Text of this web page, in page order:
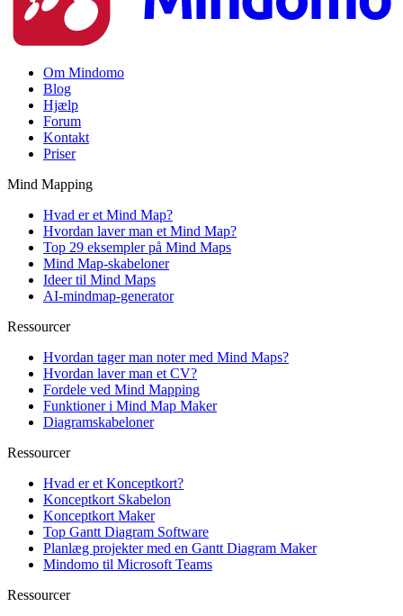
Om Mindomo
Blog
Hjælp
Forum
Kontakt
Priser
Mind Mapping
Hvad er et Mind Map?
Hvordan laver man et Mind Map?
Top 29 eksempler på Mind Maps
Mind Map-skabeloner
Ideer til Mind Maps
AI-mindmap-generator
Ressourcer
Hvordan tager man noter med Mind Maps?
Hvordan laver man et CV?
Fordele ved Mind Mapping
Funktioner i Mind Map Maker
Diagramskabeloner
Ressourcer
Hvad er et Konceptkort?
Konceptkort Skabelon
Konceptkort Maker
Top Gantt Diagram Software
Planlæg projekter med en Gantt Diagram Maker
Mindomo til Microsoft Teams
Ressourcer